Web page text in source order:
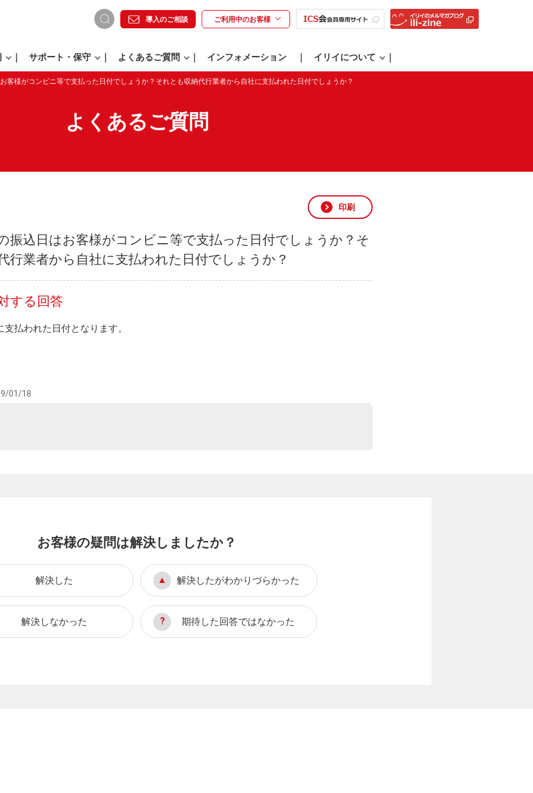
導入のご相談 ご利用中のお客様
サポート・保守 よくあるご質問 インフォメーション イリイについて
客様がコンビニ等で支払った日付でしょうか？それとも収納代行業者から自社に支払われた日付でしょうか？
よくあるご質問
印刷
振込日はお客様がコンビニ等で支払った日付でしょうか？そ
行業者から自社に支払われた日付でしょうか？
する回答
払われた日付となります。
01/18
お客様の疑問は解決しましたか？
解決した 解決したがわかりづらかった
解決しなかった 期待した回答ではなかった